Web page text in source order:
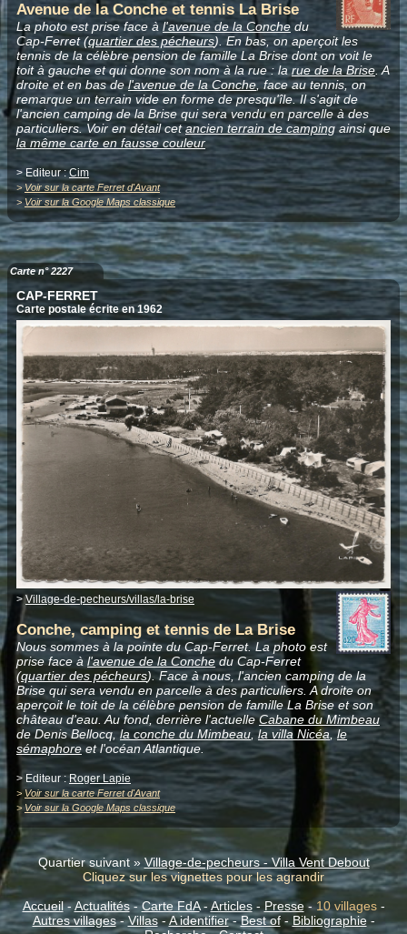
Avenue de la Conche et tennis La Brise
La photo est prise face à l'avenue de la Conchedu
Cap-Ferret (quartier des pécheurs). En bas, on aperçoit les
tennis de la célèbre pension de famille La Brise dont on voit le
toit à gauche et qui donne son nom à la rue : la rue de la Brise. A
droite et en bas del'avenue de la Conche , face au tennis, on
remarque un terrain vide en forme de presqu'île. Il s'agit de
l'ancien camping de la Brise qui sera vendu en parcelle à des
particuliers. Voir en détail cetancien terrain de campingainsi que
la même carte en fausse couleur
> Editeur :Cim
> Voir sur la carte Ferret d'Avant
> Voir sur la Google Maps classique
Carte n° 2227
CAP-FERRET
Carte postale écrite en 1962
>Village-de-pecheurs/villas/la-brise
Conche, camping et tennis de La Brise
Nous sommes à la pointe du Cap-Ferret. La photo est
prise face à l'avenue de la Conchedu Cap-Ferret
(quartier des pécheurs). Face à nous, l'ancien camping de la
Brise qui sera vendu en parcelle à des particuliers. A droite on
aperçoit le toit de la célèbre pension de famille La Brise et son
château d'eau. Au fond, derrière l'actuelleCabane du Mimbeau
de Denis Bellocq,la conche du Mimbeau ,la villa Nicéa,le
sémaphoreet l'océan Atlantique.
> Editeur :Roger Lapie
>Voir sur la carte Ferret d'Avant
>Voir sur la Google Maps classique
Quartier suivant » Village-de-pecheurs - Villa Vent Debout
Cliquez sur les vignettes pour les agrandir
Accueil-Actualités-Carte FdA- Articles- Presse-10 villages-
Autres villages-Villas-A identifier-Best of- Bibliographie-